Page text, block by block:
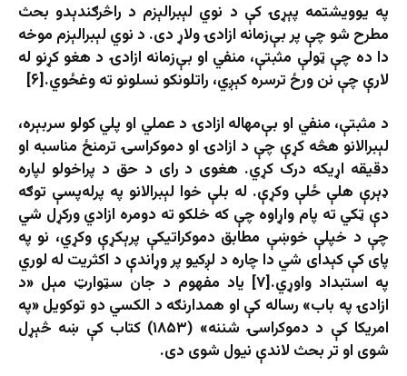
په یوویشتمه پېړۍ کې د نوي لېبرالېزم د راڅرګندېدو بحث
مطرح شو چې پر بې‌زمانه ازادۍ ولاړ دی. د نوي لېبرالېزم موخه
دا ده چې ټولې مثبتې، منفي او بې‌زمانه ازادۍ د هغو کړنو له
لارې چې نن ورځ ترسره کېږي، راتلونکو نسلونو ته وغځوي.[۶]
د مثبتې، منفي او بې‌مهاله ازادۍ د عملي او پلي کولو سربېره،
لېبرالانو هڅه کړې چې د ازادۍ او دموکراسۍ ترمنځ مناسبه او
دقیقه اړیکه درک کړي. هغوی د رای د حق د پراخولو لپاره
ډېرې هلې ځلې وکړې. له بلې خوا لېبرالانو په پرله‌پسې توګه
دې ټکي ته پام واړاوه چې که خلکو ته دومره ازادي ورکړل شي
چې د خپلې خوښې مطابق دموکراتیکې پرېکړې وکړي، نو په
پای کې کېدای شي دا چاره د لږکيو پر وړاندې د اکثریت له لوري
په استبداد واوړي.[۷] یاد مفهوم د جان سټوارټ مېل «د
ازادۍ په باب» رساله کې او همدارنګه د الکسي دو توکویل «په
امریکا کې د دموکراسۍ شننه» (۱۸۵۳) کتاب کې ښه څېړل
شوی او تر بحث لاندې نیول شوی دی.